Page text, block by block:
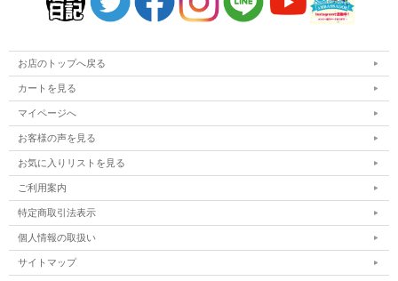
お店のトップへ戻る
カートを見る
マイページへ
お客様の声を見る
お気に入りリストを見る
ご利用案内
特定商取引法表示
個人情報の取扱い
サイトマップ